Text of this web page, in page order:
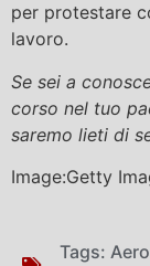
per protestare
lavoro.
Se sei a
corso nel tuo
saremo lieti di
Image:Getty
Tags: